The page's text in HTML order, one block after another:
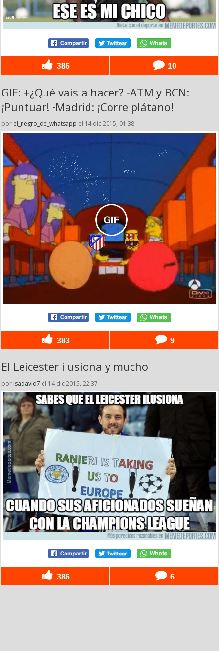
386 10
GIF: +¿Qué vais a hacer? -ATM y BCN:
¡Puntuar! ·Madrid: ¡Corre plátano!
por el_negro_de_whatsapp el 14 dic 2015, 01:38
383 9
El Leicester ilusiona y mucho
por isadavid7 el 14 dic 2015, 22:37
386 6